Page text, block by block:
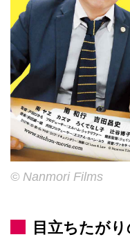
© Nanmori Films
目立ちたが